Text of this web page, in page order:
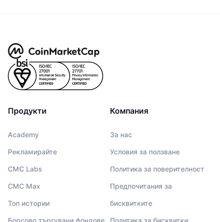
Продукти
Academy
Рекламирайте
CMC Labs
CMC Max
Топ истории
Борсово търгувани фондове
Компания
За нас
Условия за ползване
Политика за поверителност
Предпочитания за
бисквитките
Политика за бисквитки